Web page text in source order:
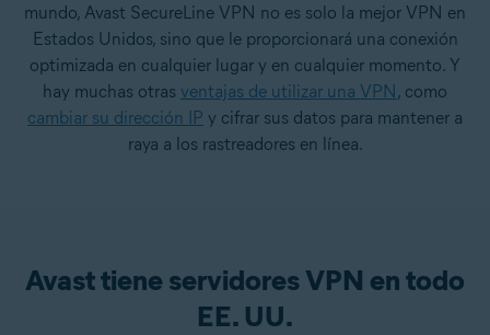
mundo, Avast SecureLine VPN no es solo la mejor VPN en
Estados Unidos, sino que le proporcionará una conexión
optimizada en cualquier lugar y en cualquier momento. Y
hay muchas otras ventajas de utilizar una VPN, como
cambiar su dirección IP y cifrar sus datos para mantener a
raya a los rastreadores en línea.
Avast tiene servidores VPN en todo
EE. UU.